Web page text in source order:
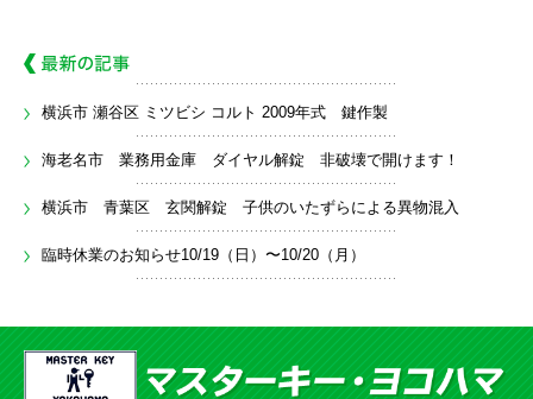
横浜市 瀬谷区 ミツビシ コルト 2009年式 鍵作製
海老名市 業務用金庫 ダイヤル解錠 非破壊で開けます！
横浜市 青葉区 玄関解錠 子供のいたずらによる異物混入
臨時休業のお知らせ10/19（日）〜10/20（月）